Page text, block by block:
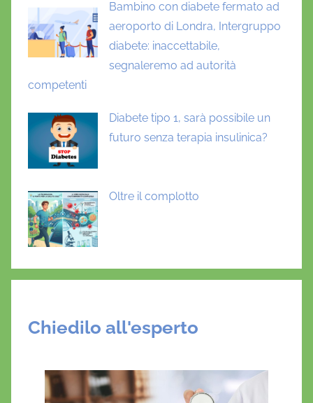
Bambino con diabete fermato ad
aeroporto di Londra, Intergruppo
diabete: inaccettabile,
segnaleremo ad autorità
competenti
Diabete tipo 1, sarà possibile un
futuro senza terapia insulinica?
Oltre il complotto
Chiedilo all'esperto